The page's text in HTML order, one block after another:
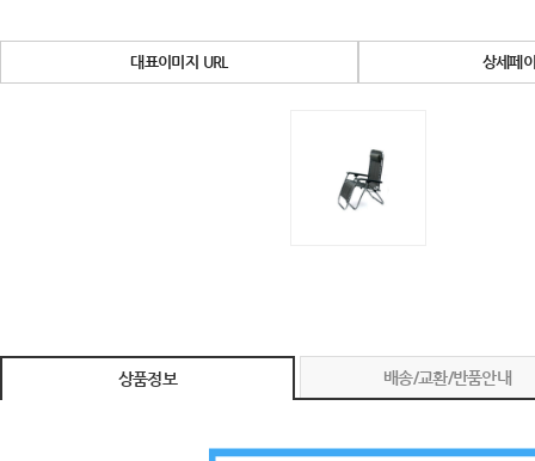
대표이미지 URL 상세페
상품정보 배송/교환/반품안내